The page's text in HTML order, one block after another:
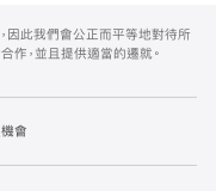
因此我們會公正而平等地對待所
，並且提供適當的遷就。
會